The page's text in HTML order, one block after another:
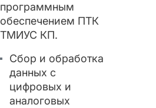
программным
обеспечением ПТК
ТМИУС КП.
Сбор и обработка
данных с
цифровых и
аналоговых